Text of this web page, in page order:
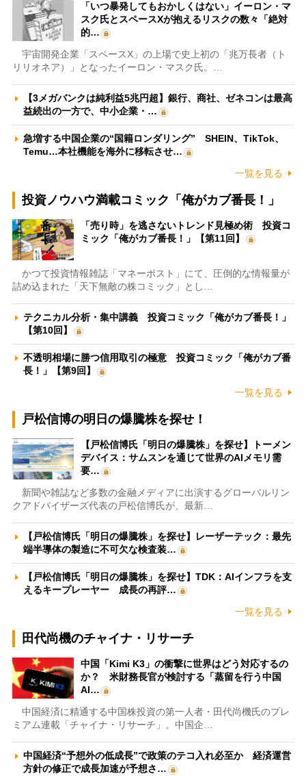
「いつ暴発してもおかしくはない」イーロン・マ
スク氏とスペースXが抱えるリスクの数々「絶対
的…
宇宙開発企業「スペースX」の上場で史上初の「兆万長者（ト
リリオネア）」となったイーロン・マスク氏。…
【3メガバンクは純利益5兆円超】銀行、商社、ゼネコンは最高
益続出の一方で、中小企業・…
急増する中国企業の“国籍ロンダリング” SHEIN、TikTok、
Temu…本社機能を海外に移転させ…
一覧を見る
投資ノウハウ満載コミック「俺がカブ番長！」
「売り時」を逃さないトレンド見極め術 投資コ
ミック「俺がカブ番長！」【第11回】
かつて投資情報雑誌「マネーポスト」にて、圧倒的な情報量が
詰め込まれた「天下無敵の株コミック」とし…
テクニカル分析・集中講義 投資コミック「俺がカブ番長！」
【第10回】
不透明相場に勝つ信用取引の極意 投資コミック「俺がカブ番
長！」【第9回】
一覧を見る
戸松信博の明日の爆騰株を探せ！
【戸松信博氏「明日の爆騰株」を探せ】トーメン
デバイス：サムスンを通じて世界のAIメモリ需
要…
新聞や雑誌など多数の金融メディアに出演するグローバルリン
クアドバイザーズ代表の戸松信博氏が、最新…
【戸松信博氏「明日の爆騰株」を探せ】レーザーテック：最先
端半導体の製造に不可欠な検査装…
【戸松信博氏「明日の爆騰株」を探せ】TDK：AIインフラを支
えるキープレーヤー 成長の再評…
一覧を見る
田代尚機のチャイナ・リサーチ
中国「Kimi K3」の衝撃に世界はどう対応するの
か？ 米財務長官が検討する「蒸留を行う中国
AI…
中国経済に精通する中国株投資の第一人者・田代尚機氏のプレ
ミアム連載「チャイナ・リサーチ」。中国企…
中国経済“予想外の低成長”で政策のテコ入れ必至か 経済運営
方針の修正で成長加速が予想さ…